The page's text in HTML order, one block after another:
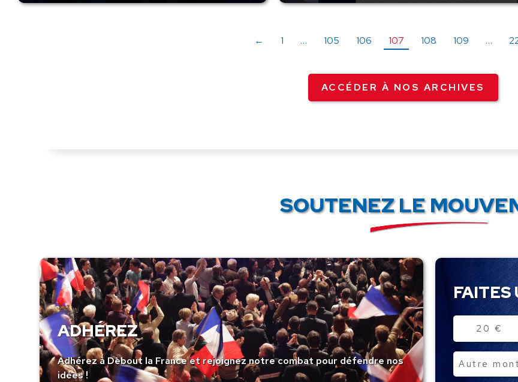
← 1 … 105 106 107 108 109 …
ACCÉDER À NOS ARCHIVES
SOUTENEZ LE
ADHÉREZ
Adhérez à Debout la France et rejoignez notre combat pour défendre nos
idées !
FAITES
Montant
20 €
Autre